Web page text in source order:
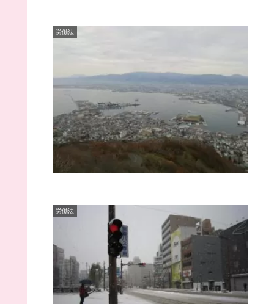
労働法
労働法